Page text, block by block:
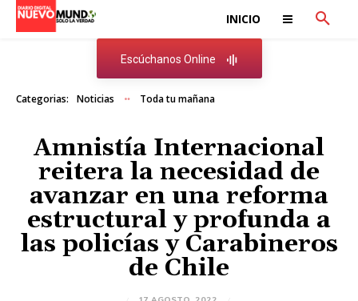
INICIO
Escúchanos Online
Categorias: Noticias Toda tu mañana
Amnistía Internacional
reitera la necesidad de
avanzar en una reforma
estructural y profunda a
las policías y Carabineros
de Chile